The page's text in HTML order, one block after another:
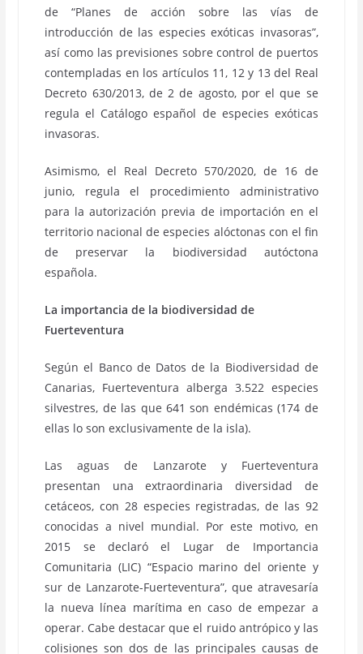
de “Planes de acción sobre las vías de
introducción de las especies exóticas invasoras”,
así como las previsiones sobre control de puertos
contempladas en los artículos 11, 12 y 13 del Real
Decreto 630/2013, de 2 de agosto, por el que se
regula el Catálogo español de especies exóticas
invasoras.
Asimismo, el Real Decreto 570/2020, de 16 de
junio, regula el procedimiento administrativo
para la autorización previa de importación en el
territorio nacional de especies alóctonas con el fin
de preservar la biodiversidad autóctona
española.
La importancia de la biodiversidad de
Fuerteventura
Según el Banco de Datos de la Biodiversidad de
Canarias, Fuerteventura alberga 3.522 especies
silvestres, de las que 641 son endémicas (174 de
ellas lo son exclusivamente de la isla).
Las aguas de Lanzarote y Fuerteventura
presentan una extraordinaria diversidad de
cetáceos, con 28 especies registradas, de las 92
conocidas a nivel mundial. Por este motivo, en
2015 se declaró el Lugar de Importancia
Comunitaria (LIC) “Espacio marino del oriente y
sur de Lanzarote-Fuerteventura”, que atravesaría
la nueva línea marítima en caso de empezar a
operar. Cabe destacar que el ruido antrópico y las
colisiones son dos de las principales causas de